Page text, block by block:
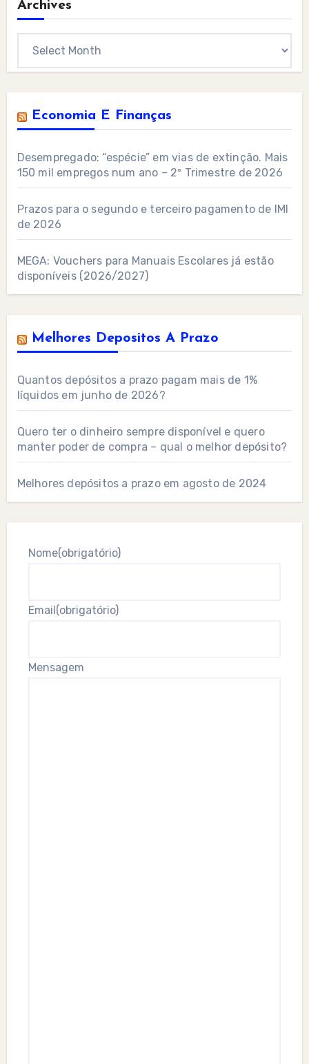
Archives
Economia E Finanças
Desempregado: “espécie” em vias de extinção. Mais
150 mil empregos num ano – 2º Trimestre de 2026
Prazos para o segundo e terceiro pagamento de IMI
de 2026
MEGA: Vouchers para Manuais Escolares já estão
disponíveis (2026/2027)
Melhores Depositos A Prazo
Quantos depósitos a prazo pagam mais de 1%
líquidos em junho de 2026?
Quero ter o dinheiro sempre disponível e quero
manter poder de compra – qual o melhor depósito?
Melhores depósitos a prazo em agosto de 2024
Nome(obrigatório)
Email (obrigatório)
Mensagem